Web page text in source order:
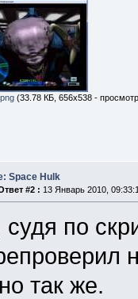
(33.78 КБ, 656x538 -
Space Hulk
#2 : 13 Январь 2010,
по
так же.